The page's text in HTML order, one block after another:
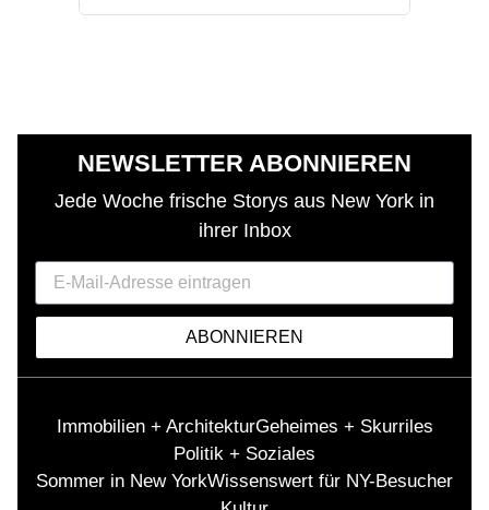
NEWSLETTER ABONNIEREN
Jede Woche frische Storys aus New York in
ihrer Inbox
ABONNIEREN
Immobilien + ArchitekturGeheimes + Skurriles
Politik + Soziales
Sommer in New YorkWissenswert für NY-Besucher